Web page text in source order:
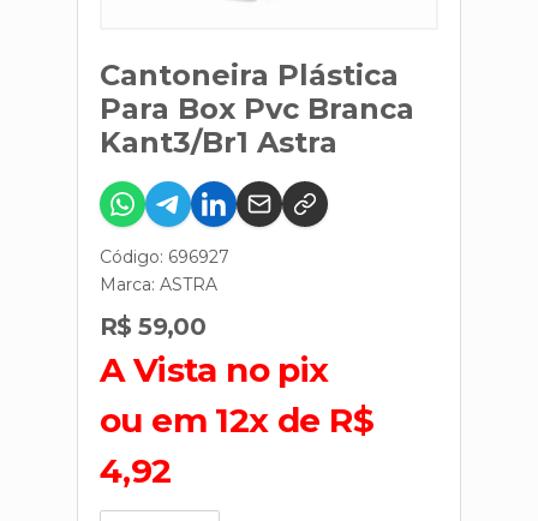
Cantoneira Plástica
Para Box Pvc Branca
Kant3/Br1 Astra
Código: 696927
Marca: ASTRA
R$ 59,00
A Vista no pix
ou em 12x de R$
4,92